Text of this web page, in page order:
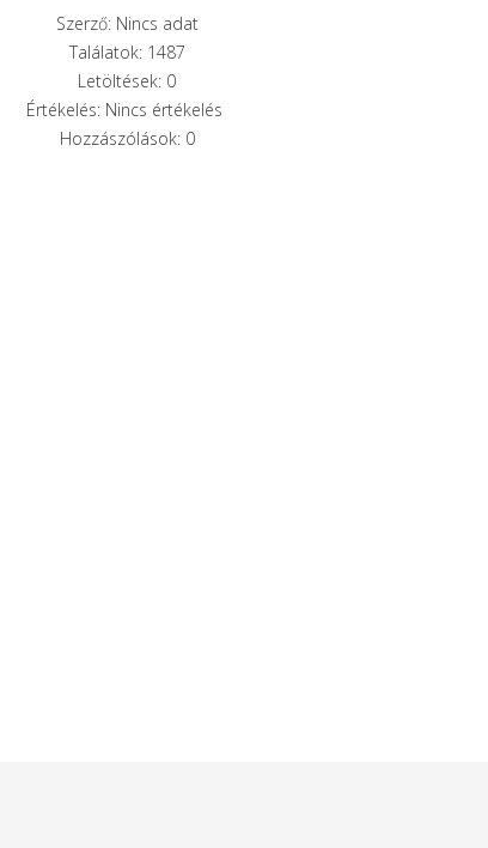
Szerző: Nincs adat
Találatok: 1487
Letöltések: 0
Értékelés: Nincs értékelés
Hozzászólások: 0